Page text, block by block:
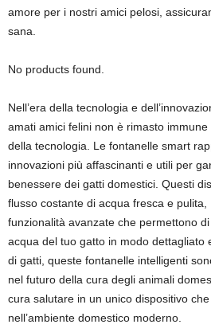
amore per i nostri amici pelosi,
sana.
No products found.
Nell’era della tecnologia e
amati amici felini non è rimasto
della tecnologia. Le fontanelle smart
innovazioni più affascinanti e utili per
benessere dei gatti domestici. Questi
flusso costante di acqua fresca e
funzionalità avanzate che permettono
acqua del tuo gatto in modo dettagliato
di gatti, queste fontanelle intelligenti
nel futuro della cura degli animali
cura salutare in un unico dispositivo
nell’ambiente domestico moderno.